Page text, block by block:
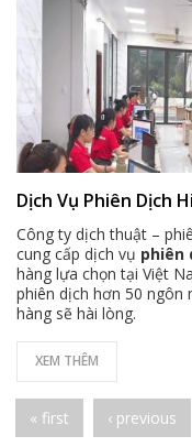
Dịch Vụ Phiên Dịch
Công ty dịch thuật –
cung cấp dịch vụ phiên
hàng lựa chọn tại Việt
phiên dịch hơn 50 ngôn
hàng sẽ hài lòng.
XEM THÊM
Pages
« first ‹ previous